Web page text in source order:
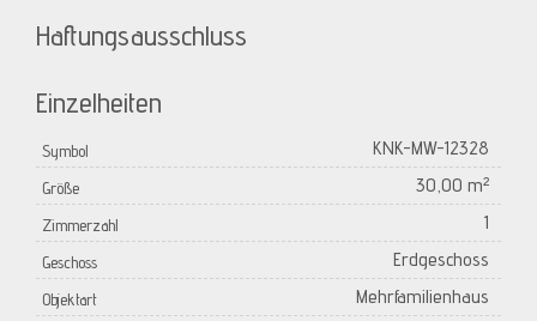
Haftungsausschluss
Einzelheiten
Symbol KNK-MW-12328
Größe 30,00 m²
Zimmerzahl 1
Geschoss Erdgeschoss
Objektart Mehrfamilienhaus